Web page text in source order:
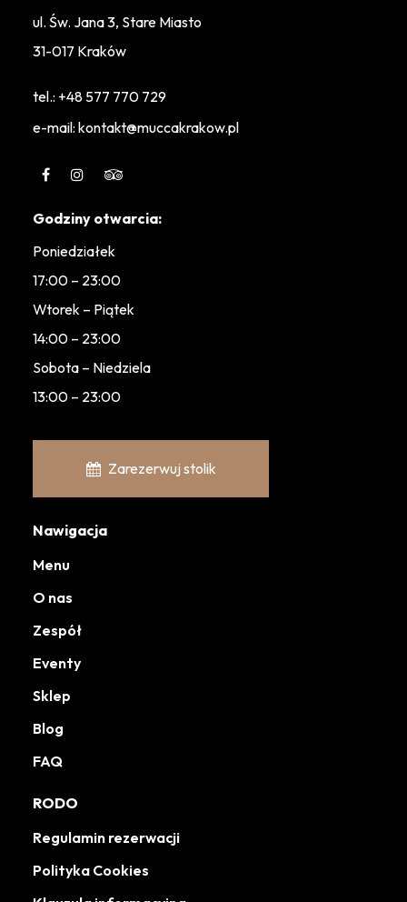
ul. Św. Jana 3, Stare Miasto
31-017 Kraków
tel.: +48 577 770 729
e-mail: kontakt@muccakrakow.pl
Nawigacja
Menu
O nas
Zespół
Eventy
Sklep
Blog
FAQ
RODO
Regulamin rezerwacji
Polityka Cookies
Godziny otwarcia:
Poniedziałek
17:00 – 23:00
Wtorek – Piątek
14:00 – 23:00
Sobota – Niedziela
13:00 – 23:00
Zarezerwuj stolik